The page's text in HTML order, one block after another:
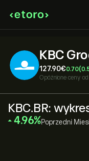
KBC
127.90‎€‎0.70
Opóźnione ceny od
KBC.BR:
‎4.96‎ Poprzedni